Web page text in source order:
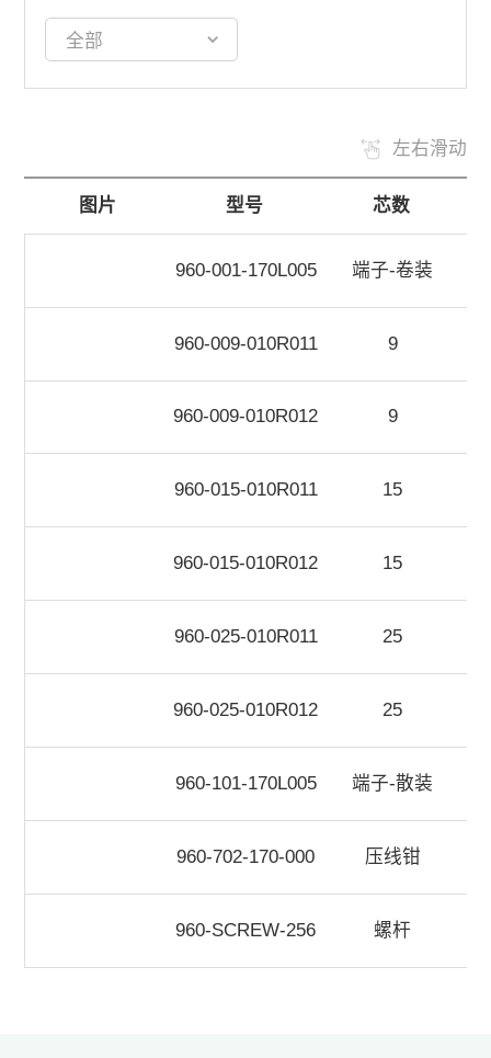
左右滑动
图片 型号 芯数
960-001-170L005 端子-卷装
960-009-010R011 9
960-009-010R012 9
960-015-010R011 15
960-015-010R012 15
960-025-010R011 25
960-025-010R012 25
960-101-170L005 端子-散装
960-702-170-000 压线钳
960-SCREW-256 螺杆